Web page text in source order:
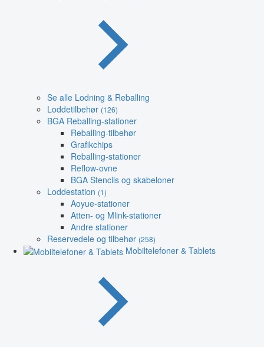
Se alle Lodning & Reballing
Loddetilbehør (126)
BGA Reballing-stationer
Reballing-tilbehør
Grafikchips
Reballing-stationer
Reflow-ovne
BGA Stencils og skabeloner
Loddestation (1)
Aoyue-stationer
Atten- og Mlink-stationer
Andre stationer
Reservedele og tilbehør (258)
Mobiltelefoner & Tablets